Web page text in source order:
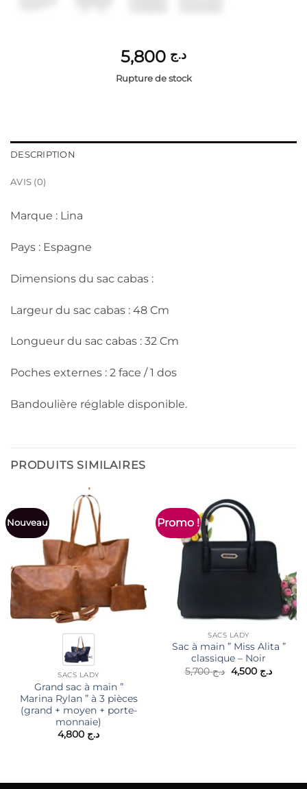
د.ج
Rupture de stock
DESCRIPTION
AVIS (0)
Marque : Lina
Pays : Espagne
Dimensions du sac cabas :
Largeur du sac cabas : 48 Cm
Longueur du sac cabas : 32 Cm
Poches externes : 2 face / 1 dos
Bandoulière réglable disponible.
PRODUITS SIMILAIRES
Nouveau
SACS LADY
Grand sac à main ”
Marina Rylan ” à 3 pièces
(grand + moyen + porte-
monnaie)
د.ج
Promo !
SACS LADY
Sac à main ” Miss Alita ”
classique – Noir
د.ج5,700
Le
prix
د.ج 4,500
Le